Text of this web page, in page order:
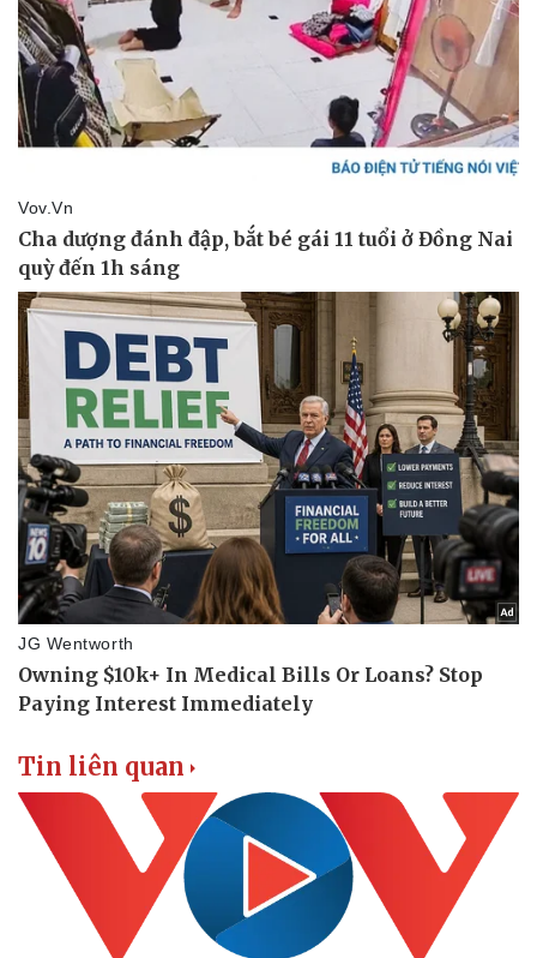
Pháp luật
Vụ án
Tin nóng
Tư vấn luật
Quân sự - Quốc phòng
Vũ khí
Việt Nam
Phân tích
Tin liên quan